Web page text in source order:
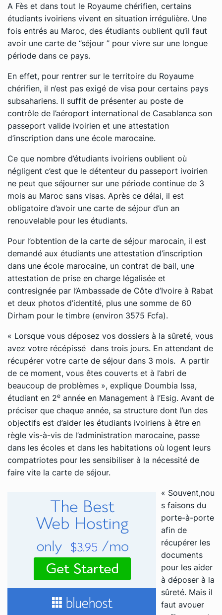
A Fès et dans tout le Royaume chérifien, certains
étudiants ivoiriens vivent en situation irrégulière. Une
fois entrés au Maroc, des étudiants oublient qu’il faut
avoir une carte de ‘’séjour ’’ pour vivre sur une longue
période dans ce pays.
En effet, pour rentrer sur le territoire du Royaume
chérifien, il n‘est pas exigé de visa pour certains pays
subsahariens. Il suffit de présenter au poste de
contrôle de l’aéroport international de Casablanca son
passeport valide ivoirien et une attestation
d’inscription dans une école marocaine.
Ce que nombre d’étudiants ivoiriens oublient où
négligent c’est que le détenteur du passeport ivoirien
ne peut que séjourner sur une période continue de 3
mois au Maroc sans visas. Après ce délai, il est
obligatoire d’avoir une carte de séjour d’un an
renouvelable pour les étudiants.
Pour l’obtention de la carte de séjour marocain, il est
demandé aux étudiants une attestation d’inscription
dans une école marocaine, un contrat de bail, une
attestation de prise en charge légalisée et
contresignée par l’Ambassade de Côte d’Ivoire à Rabat
et deux photos d’identité, plus une somme de 60
Dirham pour le timbre (environ 3575 Fcfa).
« Lorsque vous déposez vos dossiers à la sûreté, vous
avez votre récépissé dans trois jours. En attendant de
récupérer votre carte de séjour dans 3 mois. A partir
de ce moment, vous êtes couverts et à l’abri de
beaucoup de problèmes », explique Doumbia Issa,
étudiant en 2e année en Management à l’Esig. Avant de
préciser que chaque année, sa structure dont l’un des
objectifs est d’aider les étudiants ivoiriens à être en
règle vis-à-vis de l’administration marocaine, passe
dans les écoles et dans les habitations où logent leurs
compatriotes pour les sensibiliser à la nécessité de
faire vite la carte de séjour.
« Souvent,nou
s faisons du
porte-à-porte
afin de
récupérer les
documents
pour les aider
à déposer à la
sûreté. Mais il
faut avouer